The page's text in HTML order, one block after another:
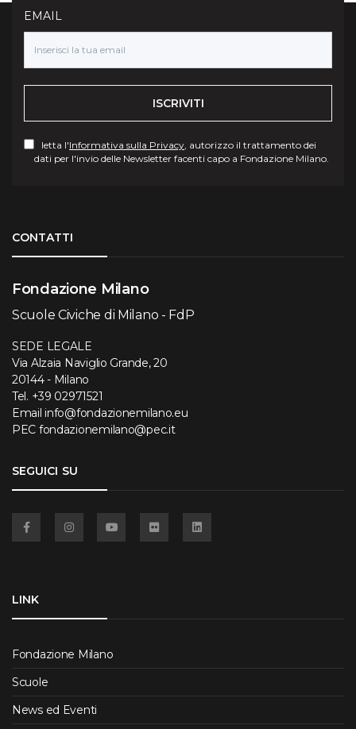
EMAIL
ISCRIVITI
letta l'Informativa sulla Privacy, autorizzo il trattamento dei
dati per l'invio delle Newsletter facenti capo a Fondazione Milano.
CONTATTI
Fondazione Milano
Scuole Civiche di Milano - FdP
SEDE LEGALE
Via Alzaia Naviglio Grande, 20
20144 - Milano
Tel. +39 02971521
Email info@fondazionemilano.eu
PEC fondazionemilano@pec.it
SEGUICI SU
LINK
Fondazione Milano
Scuole
News ed Eventi